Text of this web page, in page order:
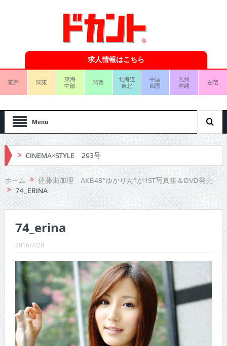
求人情報はこちら
東京 関東
東海
中部
関西
北海道
東北
中国
四国
九州
沖縄
在宅
Menu
CINEMA×STYLE 293号
CINEMA×STYLE 292号
CINEMA×STYLE 291号
CINEMA×STYLE 289号
CINEMA×STYLE 287号
CINEMA×STYLE 286号
CINEMA×STYLE 285号
CINEMA×STYLE 294号
ホーム
佐藤由加理 AKB48“ゆかりん”が1ST写真集＆DVD発売
74_ERINA
74_erina
2016/7/28